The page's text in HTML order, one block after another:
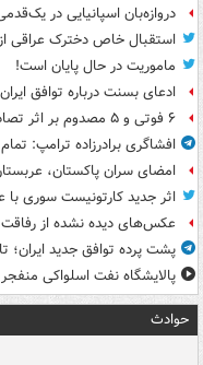
دروازه‌بان اسپانیایی در
استقبال خاص دخترک عراقی
ماموریت در حال پایان است!
ادعای بسنت درباره توافق
۶ فوتی و ۵ مصدوم بر اثر تصادف زنجیره‌ای
افشاگری برادرزاده ترامپ:
امضای سران پاکستان،
اثر جدید کارتونیست سوری با
عکس‌های دیده نشده از
پشت پرده توافق جدید ایران؛
پالایشگاه نفت اسلواکی
حوادث